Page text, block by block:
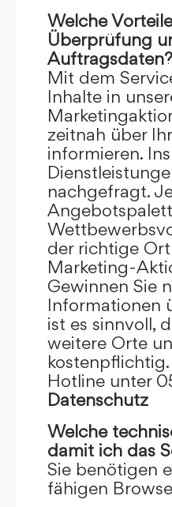
Welche
Überprüfung
Auftragsdaten?
Mit dem
Inhalte in
zeitnah über
informieren.
nachgefragt.
der richtige
Marketing-
Gewinnen Sie
Informationen
ist es sinnvoll,
weitere Orte
Hotline unter
Datenschutz
Welche
damit ich das
Sie benötigen
fähigen